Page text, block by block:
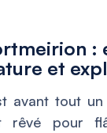
:
et
avant tout
rêvé pour